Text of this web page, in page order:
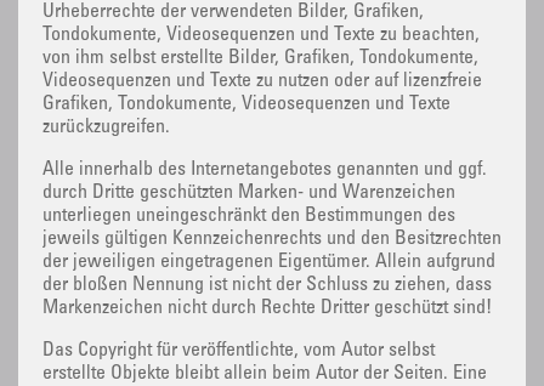
Urheberrechte der verwendeten Bilder, Grafiken,
Tondokumente, Videosequenzen und Texte zu beachten,
von ihm selbst erstellte Bilder, Grafiken, Tondokumente,
Videosequenzen und Texte zu nutzen oder auf lizenzfreie
Grafiken, Tondokumente, Videosequenzen und Texte
zurückzugreifen.
Alle innerhalb des Internetangebotes genannten und ggf.
durch Dritte geschützten Marken- und Warenzeichen
unterliegen uneingeschränkt den Bestimmungen des
jeweils gültigen Kennzeichenrechts und den Besitzrechten
der jeweiligen eingetragenen Eigentümer. Allein aufgrund
der bloßen Nennung ist nicht der Schluss zu ziehen, dass
Markenzeichen nicht durch Rechte Dritter geschützt sind!
Das Copyright für veröffentlichte, vom Autor selbst
erstellte Objekte bleibt allein beim Autor der Seiten. Eine